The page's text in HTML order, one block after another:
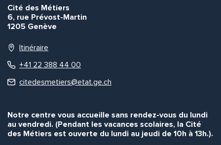
Cité des Métiers
6, rue Prévost-Martin
1205 Genève
Itinéraire
+41 22 388 44 00
citedesmetiers@etat.ge.ch
Notre centre vous accueille sans rendez-vous du lundi
au vendredi. (Pendant les vacances scolaires, la Cité
des Métiers est ouverte du lundi au jeudi de 10h à 13h.).